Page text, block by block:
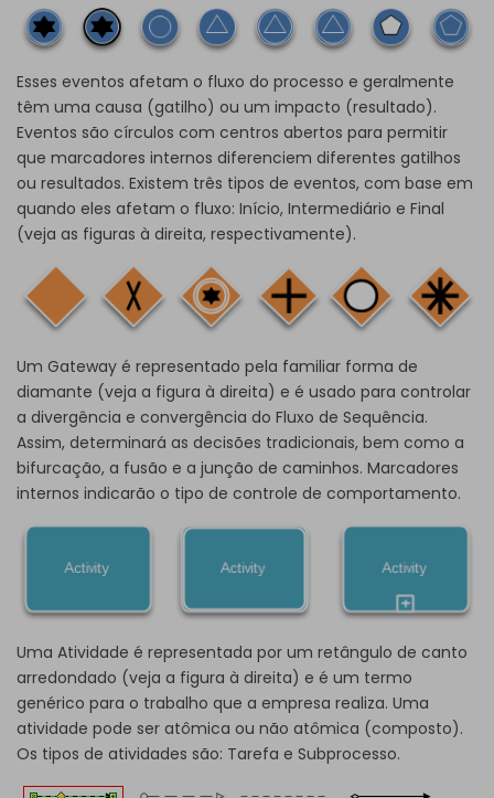
Esses eventos afetam o fluxo do processo e geralmente
têm uma causa (gatilho) ou um impacto (resultado).
Eventos são círculos com centros abertos para permitir
que marcadores internos diferenciem diferentes gatilhos
ou resultados. Existem três tipos de eventos, com base em
quando eles afetam o fluxo: Início, Intermediário e Final
(veja as figuras à direita, respectivamente).
Um Gateway é representado pela familiar forma de
diamante (veja a figura à direita) e é usado para controlar
a divergência e convergência do Fluxo de Sequência.
Assim, determinará as decisões tradicionais, bem como a
bifurcação, a fusão e a junção de caminhos. Marcadores
internos indicarão o tipo de controle de comportamento.
Uma Atividade é representada por um retângulo de canto
arredondado (veja a figura à direita) e é um termo
genérico para o trabalho que a empresa realiza. Uma
atividade pode ser atômica ou não atômica (composto).
Os tipos de atividades são: Tarefa e Subprocesso.